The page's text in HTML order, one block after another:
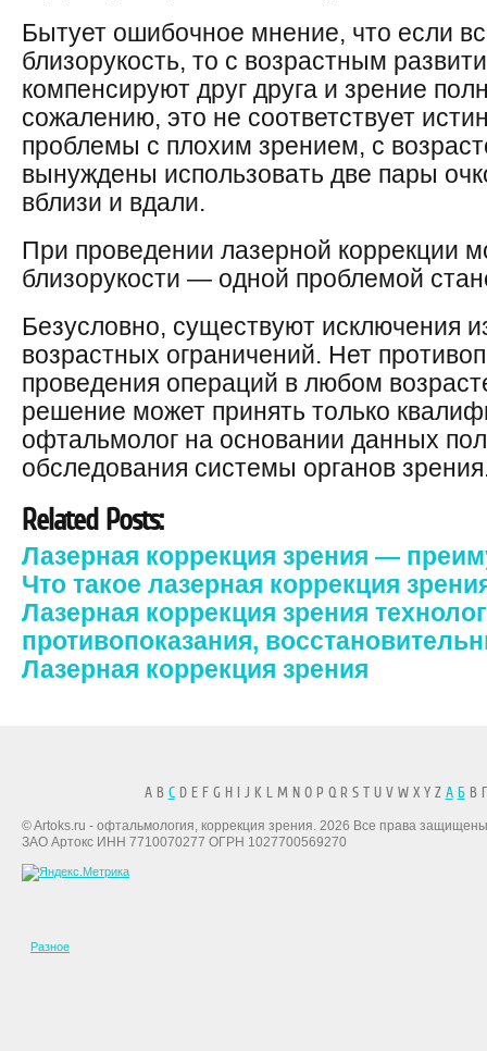
Бытует ошибочное мнение, что если
близорукость, то с возрастным
компенсируют друг друга и зрение
сожалению, это не соответствует
проблемы с плохим зрением, с
вынуждены использовать две пары
вблизи и вдали.
При проведении лазерной коррекции
близорукости — одной проблемой
Безусловно, существуют исключения
возрастных ограничений. Нет
проведения операций в любом
решение может принять только
офтальмолог на основании данных
обследования системы органов
Related Posts:
Лазерная коррекция зрения —
Что такое лазерная коррекция
Лазерная коррекция зрения
противопоказания,
Лазерная коррекция зрения
A B CD E F G H I J K L M N O P Q R S T U V W X Y Z А БВ
© Artoks.ru - офтальмология, коррекция зрения. 2026 Все права
ЗАО Артокс ИНН 7710070277 ОГРН 1027700569270
Разное